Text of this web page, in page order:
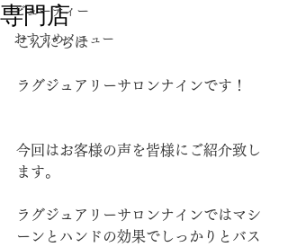
ビューティー
おすすめメニュー
専門店
こんにちは
ラグジュアリーサロンナインです！
今回はお客様の声を皆様にご紹介致し
ます。
ラグジュアリーサロンナインではマシ
ーンとハンドの効果でしっかりとバス